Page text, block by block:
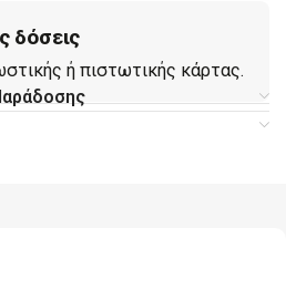
δόσεις
ή πιστωτικής κάρτας.